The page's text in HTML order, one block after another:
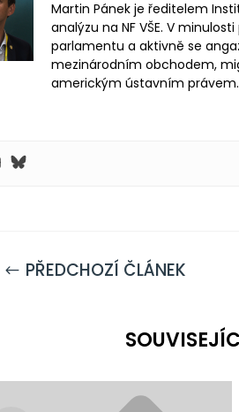
Martin Pánek je ředitelem
analýzu na NF VŠE. V
parlamentu a aktivně se
mezinárodním obchodem,
americkým ústavním právem.
# PŘEDCHOZÍ ČLÁNEK